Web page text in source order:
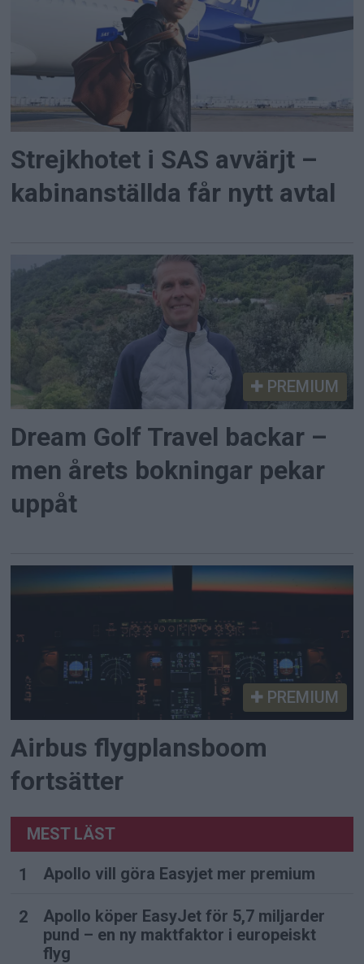
Strejkhotet i SAS avvärjt –
kabinanställda får nytt avtal
PREMIUM
Dream Golf Travel backar –
men årets bokningar pekar
uppåt
PREMIUM
Airbus flygplansboom
fortsätter
MEST LÄST
Apollo vill göra Easyjet mer premium
Apollo köper EasyJet för 5,7 miljarder
pund – en ny maktfaktor i europeiskt
flyg